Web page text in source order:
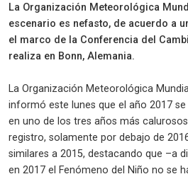
La Organización Meteorológica
escenario es nefasto, de acuerdo a
el marco de la Conferencia del
realiza en Bonn, Alemania.
La Organización Meteorológica
informó este lunes que el año 2017
en uno de los tres años más
registro, solamente por debajo de
similares a 2015, destacando que –a
en 2017 el Fenómeno del Niño no se